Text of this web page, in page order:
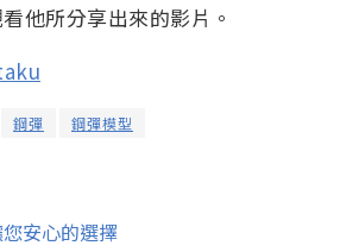
看他所分享出來的影片。
鋼彈 鋼彈模型
安心的選擇